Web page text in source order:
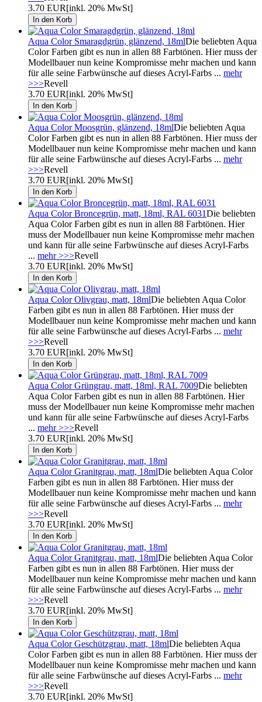
3.70 EUR[inkl. 20% MwSt]
Aqua Color Smaragdgrün, glänzend, 18mlDie beliebten Aqua
Color Farben gibt es nun in allen 88 Farbtönen. Hier muss der
Modellbauer nun keine Kompromisse mehr machen und kann
für alle seine Farbwünsche auf dieses Acryl-Farbs ... mehr
>>>Revell
3.70 EUR[inkl. 20% MwSt]
Aqua Color Moosgrün, glänzend, 18mlDie beliebten Aqua
Color Farben gibt es nun in allen 88 Farbtönen. Hier muss der
Modellbauer nun keine Kompromisse mehr machen und kann
für alle seine Farbwünsche auf dieses Acryl-Farbs ... mehr
>>>Revell
3.70 EUR[inkl. 20% MwSt]
Aqua Color Broncegrün, matt, 18ml, RAL 6031Die beliebten
Aqua Color Farben gibt es nun in allen 88 Farbtönen. Hier
muss der Modellbauer nun keine Kompromisse mehr machen
und kann für alle seine Farbwünsche auf dieses Acryl-Farbs
... mehr >>>Revell
3.70 EUR[inkl. 20% MwSt]
Aqua Color Olivgrau, matt, 18mlDie beliebten Aqua Color
Farben gibt es nun in allen 88 Farbtönen. Hier muss der
Modellbauer nun keine Kompromisse mehr machen und kann
für alle seine Farbwünsche auf dieses Acryl-Farbs ... mehr
>>>Revell
3.70 EUR[inkl. 20% MwSt]
Aqua Color Grüngrau, matt, 18ml, RAL 7009Die beliebten
Aqua Color Farben gibt es nun in allen 88 Farbtönen. Hier
muss der Modellbauer nun keine Kompromisse mehr machen
und kann für alle seine Farbwünsche auf dieses Acryl-Farbs
... mehr >>>Revell
3.70 EUR[inkl. 20% MwSt]
Aqua Color Granitgrau, matt, 18mlDie beliebten Aqua Color
Farben gibt es nun in allen 88 Farbtönen. Hier muss der
Modellbauer nun keine Kompromisse mehr machen und kann
für alle seine Farbwünsche auf dieses Acryl-Farbs ... mehr
>>>Revell
3.70 EUR[inkl. 20% MwSt]
Aqua Color Granitgrau, matt, 18mlDie beliebten Aqua Color
Farben gibt es nun in allen 88 Farbtönen. Hier muss der
Modellbauer nun keine Kompromisse mehr machen und kann
für alle seine Farbwünsche auf dieses Acryl-Farbs ... mehr
>>>Revell
3.70 EUR[inkl. 20% MwSt]
Aqua Color Geschützgrau, matt, 18mlDie beliebten Aqua
Color Farben gibt es nun in allen 88 Farbtönen. Hier muss der
Modellbauer nun keine Kompromisse mehr machen und kann
für alle seine Farbwünsche auf dieses Acryl-Farbs ... mehr
>>>Revell
3.70 EUR[inkl. 20% MwSt]